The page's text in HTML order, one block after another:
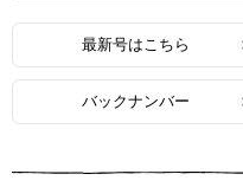
最新号はこちら
バックナンバー